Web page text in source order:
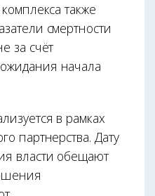
также
смертности
за счёт
начала
в рамках
партнерства. Дату
власти обещают